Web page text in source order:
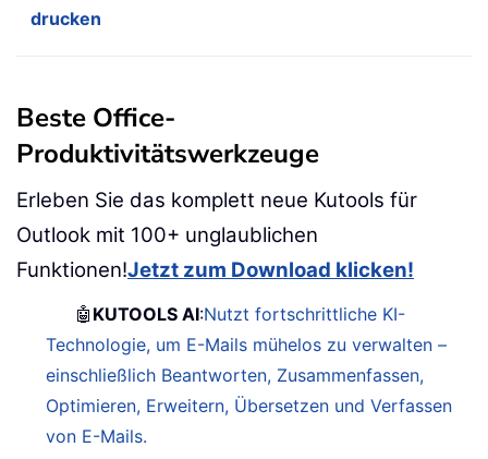
drucken
Beste Office-
Produktivitätswerkzeuge
Erleben Sie das komplett neue Kutools für
Outlook mit 100+ unglaublichen
Funktionen!Jetzt zum Download klicken!
🤖 KUTOOLS AI:Nutzt fortschrittliche KI-
Technologie, um E-Mails mühelos zu verwalten –
einschließlich Beantworten, Zusammenfassen,
Optimieren, Erweitern, Übersetzen und Verfassen
von E-Mails.